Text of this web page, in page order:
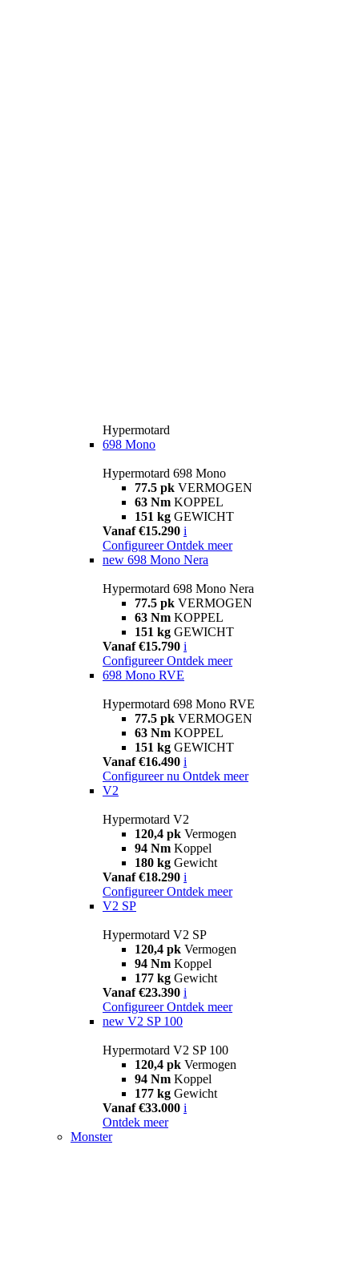
Hypermotard
698 Mono
Hypermotard 698 Mono
77.5 pk VERMOGEN
63 Nm KOPPEL
151 kg GEWICHT
Vanaf €15.290 i
Configureer Ontdek meer
new 698 Mono Nera
Hypermotard 698 Mono Nera
77.5 pk VERMOGEN
63 Nm KOPPEL
151 kg GEWICHT
Vanaf €15.790 i
Configureer Ontdek meer
698 Mono RVE
Hypermotard 698 Mono RVE
77.5 pk VERMOGEN
63 Nm KOPPEL
151 kg GEWICHT
Vanaf €16.490 i
Configureer nu Ontdek meer
V2
Hypermotard V2
120,4 pk Vermogen
94 Nm Koppel
180 kg Gewicht
Vanaf €18.290 i
Configureer Ontdek meer
V2 SP
Hypermotard V2 SP
120,4 pk Vermogen
94 Nm Koppel
177 kg Gewicht
Vanaf €23.390 i
Configureer Ontdek meer
new V2 SP 100
Hypermotard V2 SP 100
120,4 pk Vermogen
94 Nm Koppel
177 kg Gewicht
Vanaf €33.000 i
Ontdek meer
Monster